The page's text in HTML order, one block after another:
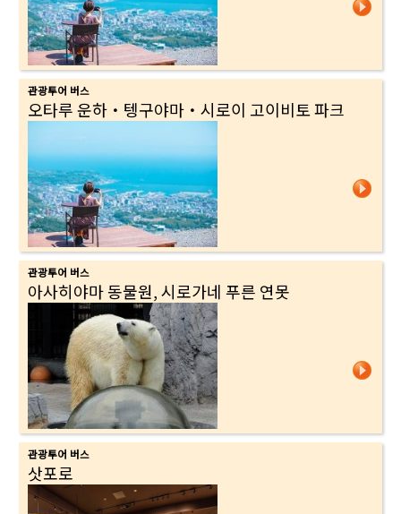
관광투어 버스
오타루 운하・텡구야마・시로이 고이비토 파크
관광투어 버스
아사히야마 동물원, 시로가네 푸른 연못
관광투어 버스
삿포로